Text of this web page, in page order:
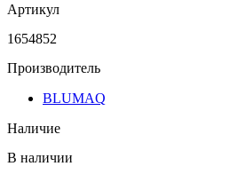
Артикул
1654852
Производитель
BLUMAQ
Наличие
В наличии